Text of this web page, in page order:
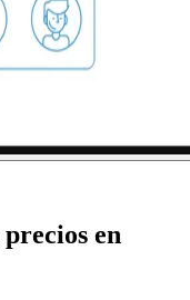
precios en